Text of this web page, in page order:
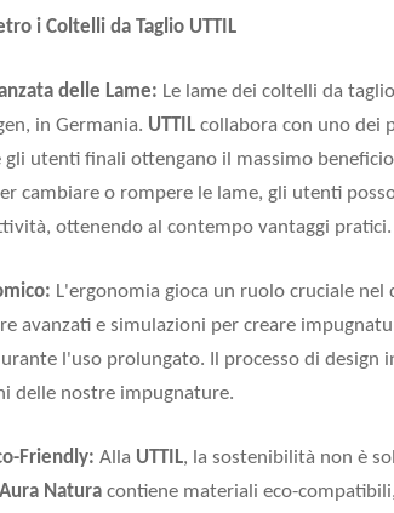
i Coltelli da Taglio UTTIL
delle Lame: Le lame dei coltelli da taglio
in Germania. UTTIL collabora con uno dei
gli utenti finali ottengano il massimo
cambiare o rompere le lame, gli utenti
ottenendo al contempo vantaggi pratici.
L'ergonomia gioca un ruolo cruciale
avanzati e simulazioni per creare
l'uso prolungato. Il processo di
delle nostre impugnature.
Friendly: Alla UTTIL, la sostenibilità non è
Aura Natura contiene materiali eco-